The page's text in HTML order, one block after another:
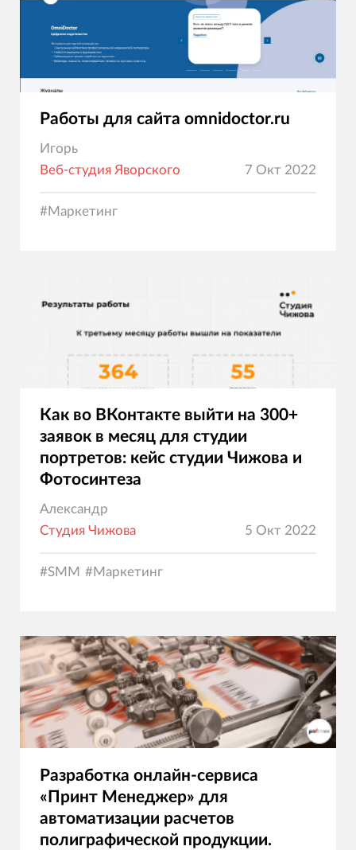
Работы для сайта omnidoctor.ru
Игорь
Веб-студия Яворского
7 Окт 2022
#Маркетинг
Как во ВКонтакте выйти на 300+
заявок в месяц для студии
портретов: кейс студии Чижова и
Фотосинтеза
Александр
Студия Чижова
5 Окт 2022
#SMM #Маркетинг
Разработка онлайн-сервиса
«Принт Менеджер» для
автоматизации расчетов
полиграфической продукции.